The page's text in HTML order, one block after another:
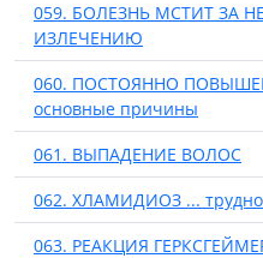
059. БОЛЕЗНЬ МСТИТ ЗА
ИЗЛЕЧЕНИЮ
060. ПОСТОЯННО
основные причины
061. ВЫПАДЕНИЕ ВОЛОС
062. ХЛАМИДИОЗ ...
063. РЕАКЦИЯ